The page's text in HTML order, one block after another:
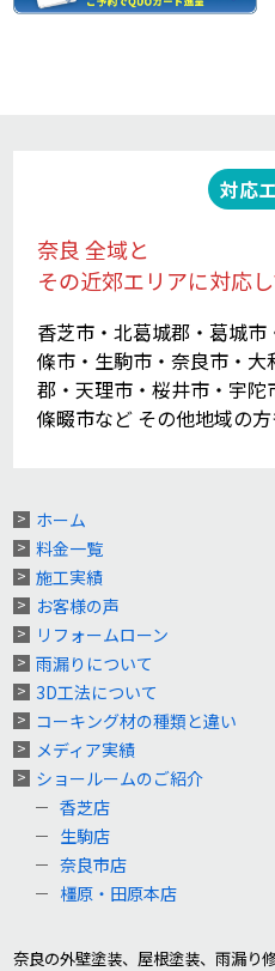
対応
奈良 全域と
その近郊エリアに対応
香芝市・北葛城郡・葛城
條市・生駒市・奈良市・
郡・天理市・桜井市・宇
條畷市など その他地域の
ホーム
料金一覧
施工実績
お客様の声
リフォームローン
雨漏りについて
3D工法について
コーキング材の種類と違い
メディア実績
ショールームのご紹介
香芝店
生駒店
奈良市店
橿原・田原本店
奈良の外壁塗装、屋根塗装、雨漏り